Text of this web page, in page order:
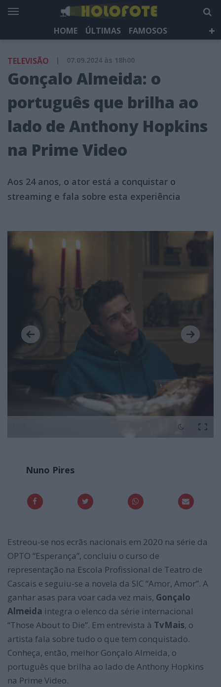
HOME ÚLTIMAS
FAMOSOS
HOLOFOTE TV
NEWSLETTER
TELEVISÃO | 07.09.2024 às 18h00
Gonçalo Almeida: o
português que brilha ao
lado de Anthony Hopkins
na Prime Video
Aos 24 anos, o ator está a conquistar o
streaming e fala sobre esta experiência
Nuno Pires
Estreou-se nos ecrãs nacionais em 2020 na série da
OPTO “Esperança”, concluiu o curso de
representação na Escola Profissional de Teatro de
Cascais e seguiu-se a novela da SIC “Amor, Amor”. A
ganhar asas para voar cada vez mais, Gonçalo
Almeida integra o elenco da série internacional
“Those About to Die”. Em entrevista à TvMais, o
artista fala sobre tudo o que tem conquistado.
Conheça, então, melhor Gonçalo Almeida, o
português que brilha ao lado de Anthony Hopkins
na Prime Video.